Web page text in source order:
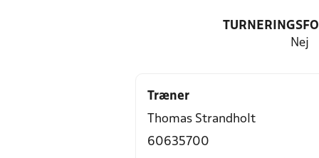
Nej
Træner
Thomas Strandholt
60635700